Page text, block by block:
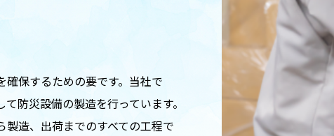
保するための要です。当社で
防災設備の製造を行っています。
造、出荷までのすべての工程で